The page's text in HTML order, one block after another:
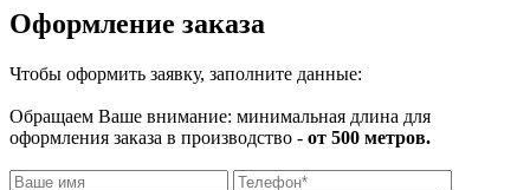
Оформление заказа
Чтобы оформить заявку, заполните данные:
Обращаем Ваше внимание: минимальная длина для
оформления заказа в производство - от 500 метров.